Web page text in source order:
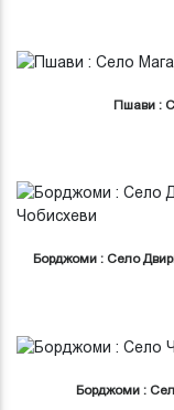
Пшави :
Борджоми : Село
Борджоми :